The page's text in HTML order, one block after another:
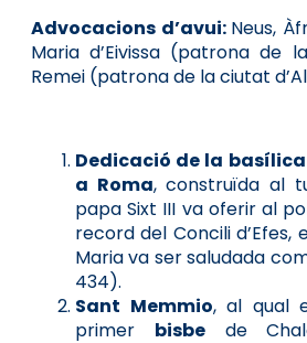
Advocacions d’avui: Neus,
Maria d’Eivissa (patrona de
Remei (patrona de la ciutat
Dedicació de la
a Roma, construïda al
papa Sixt III va oferir al
record del Concili d’Efes,
Maria va ser saludada
434).
Sant Memmio, al qual
primer bisbede